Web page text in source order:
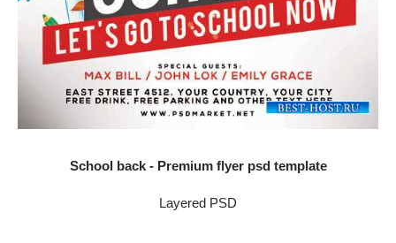
School back - Premium flyer psd template
Layered PSD